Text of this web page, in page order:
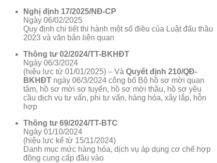
Nghị định 17/2025/NĐ-CP
Ngày 06/02/2025
Quy định chi tiết thi hành một số điều của Luật đấu thầu
2023 và văn bản liên quan
Thông tư 02/2024/TT-BKHĐT
Ngày 06/3/2024
(hiệu lực từ 01/01/2025) – Và Quyết định 210/QĐ-
BKHĐT ngày 06/3/2024 công bố Bộ hồ sơ mời quan
tâm, hồ sơ mời sơ tuyển, hồ sơ mời thầu, hồ sơ yêu
cầu dịch vụ tư vấn, phi tư vấn, hàng hóa, xây lắp, hỗn
hợp
Thông tư 69/2024/TT-BTC
Ngày 01/10/2024
(hiệu lực kể từ 15/11/2024)
Danh mục mức hàng hóa, dịch vụ áp dụng cơ chế hợp
đồng cung cấp đầu vào